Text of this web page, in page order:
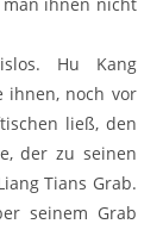
Hu Kang
ihnen, noch vor
ließ, den
der zu seinen
Tians Grab.
seinem Grab